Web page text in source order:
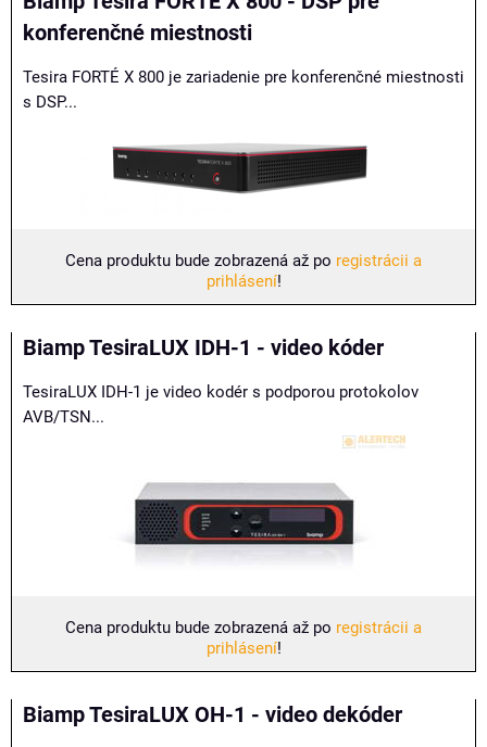
konferenčné miestnosti
Tesira FORTÉ X 800 je zariadenie pre konferenčné miestnosti
s DSP...
Cena produktu bude zobrazená až po registrácii a
prihlásení!
Biamp TesiraLUX IDH-1 - video kóder
TesiraLUX IDH-1 je video kodér s podporou protokolov
AVB/TSN...
Cena produktu bude zobrazená až po registrácii a
prihlásení!
Biamp TesiraLUX OH-1 - video dekóder